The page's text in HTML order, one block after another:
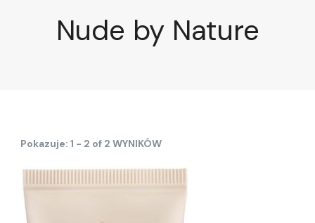
Nude by Nature
Pokazuje: 1 - 2 of 2 WYNIKÓW